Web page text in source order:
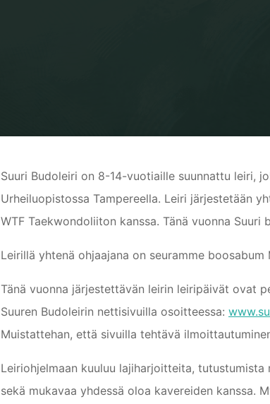
Suuri Budoleiri on 8-14-vuotiaille suunnattu leiri,
Urheiluopistossa Tampereella. Leiri järjestetään
WTF Taekwondoliiton kanssa. Tänä vuonna
Leirillä yhtenä ohjaajana on seuramme boosabum
Tänä vuonna järjestettävän leirin leiripäivät ovat
Suuren Budoleirin nettisivuilla osoitteessa:
Muistattehan, että sivuilla tehtävä
Leiriohjelmaan kuuluu lajiharjoitteita, tutustumista
sekä mukavaa yhdessä oloa kavereiden kanssa.